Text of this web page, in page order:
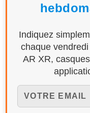
Indiquez
chaque
AR XR,